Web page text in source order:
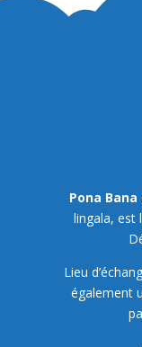
Pona Bana
lingala, est
Lieu
également